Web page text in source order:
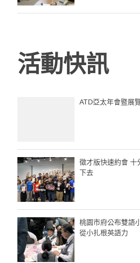
活動快訊
ATD亞太年會暨展
徵才版快速約會 十
下去
桃園市府公布雙語
從小扎根英語力